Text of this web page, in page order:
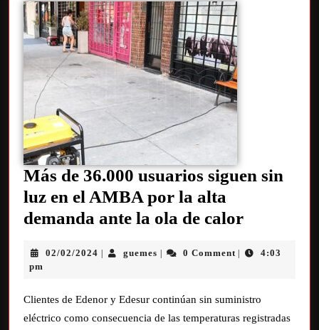
Más de 36.000 usuarios siguen sin
luz en el AMBA por la alta
demanda ante la ola de calor
02/02/2024 guemes 0 Comment
4:03
pm
Clientes de Edenor y Edesur continúan sin suministro
eléctrico como consecuencia de las temperaturas registradas